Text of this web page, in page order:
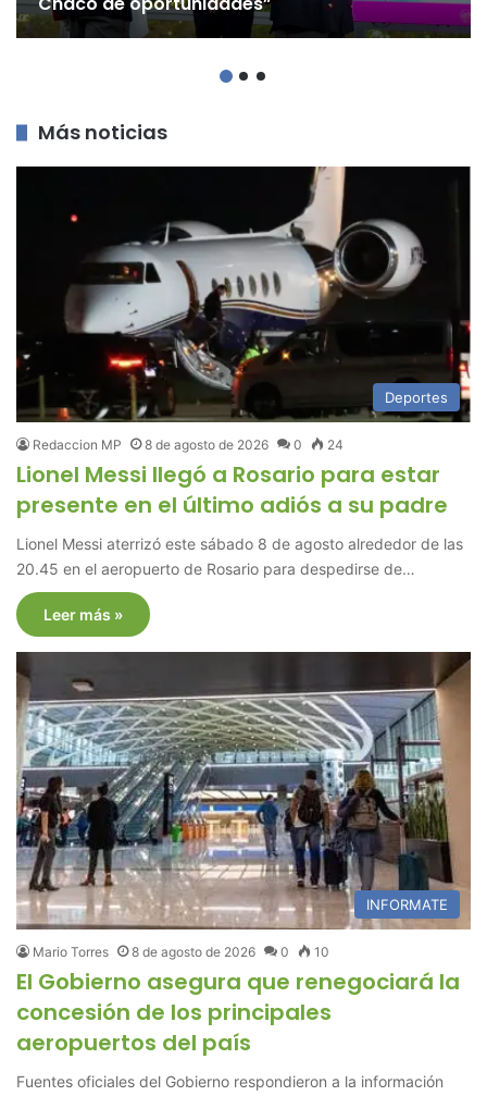
Más noticias
Deportes
Redaccion MP 8 de agosto de 2026 0 24
Lionel Messi llegó a Rosario para estar
presente en el último adiós a su padre
Lionel Messi aterrizó este sábado 8 de agosto alrededor de las
20.45 en el aeropuerto de Rosario para despedirse de…
Leer más »
INFORMATE
Mario Torres 8 de agosto de 2026 0 10
El Gobierno asegura que renegociará la
concesión de los principales
aeropuertos del país
Fuentes oficiales del Gobierno respondieron a la información